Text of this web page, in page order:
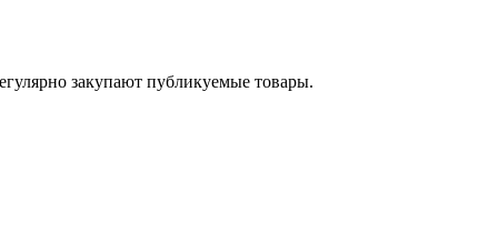
закупают публикуемые товары.